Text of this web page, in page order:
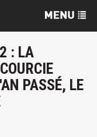
: LA
PASSÉ, LE